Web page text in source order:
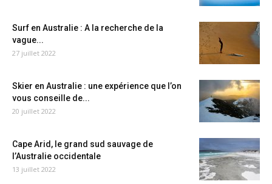
Surf en Australie : A la recherche de la
vague...
27 juillet 2022
Skier en Australie : une expérience que l’on
vous conseille de...
20 juillet 2022
Cape Arid, le grand sud sauvage de
l’Australie occidentale
13 juillet 2022